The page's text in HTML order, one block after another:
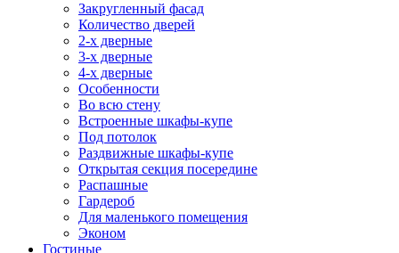
Закругленный фасад
Количество дверей
2-х дверные
3-х дверные
4-х дверные
Особенности
Во всю стену
Встроенные шкафы-купе
Под потолок
Раздвижные шкафы-купе
Открытая секция посередине
Распашные
Гардероб
Для маленького помещения
Эконом
Гостиные